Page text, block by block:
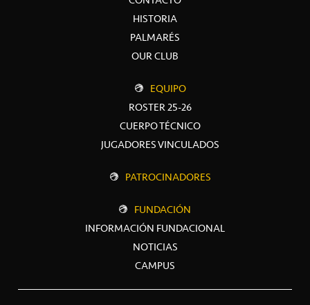
HISTORIA
PALMARÉS
OUR CLUB
EQUIPO
ROSTER 25-26
CUERPO TÉCNICO
JUGADORES VINCULADOS
PATROCINADORES
FUNDACIÓN
INFORMACIÓN FUNDACIONAL
NOTICIAS
CAMPUS